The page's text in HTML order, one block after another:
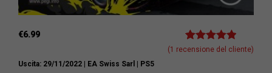
Valutato5.00
1
(1 recensione del cliente)
€6.99
Uscita: 29/11/2022 | EA Swiss Sarl | PS5